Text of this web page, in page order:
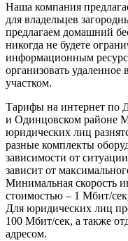
Наша компания
для владельцев
предлагаем домашний
никогда не будете
информационным
организовать
участком.
Тарифы на интернет по
и Одинцовском районе
юридических лиц
разные комплекты
зависимости от
зависит от
Минимальная скорость
стоимостью – 1 Мбит/
Для юридических лиц
100 Мбит/сек, а также
адресом.